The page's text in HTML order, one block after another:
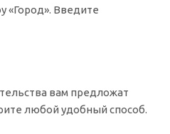
«Город». Введите
вам предложат
любой удобный способ.